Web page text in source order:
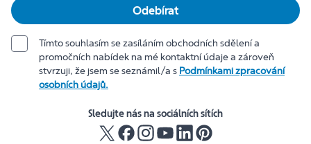
Odebírat
Tímto souhlasím se zasíláním obchodních sdělení a
promočních nabídek na mé kontaktní údaje a zároveň
stvrzuji, že jsem se seznámil/a s Podmínkami zpracování
osobních údajů.
Sledujte nás na sociálních sítích